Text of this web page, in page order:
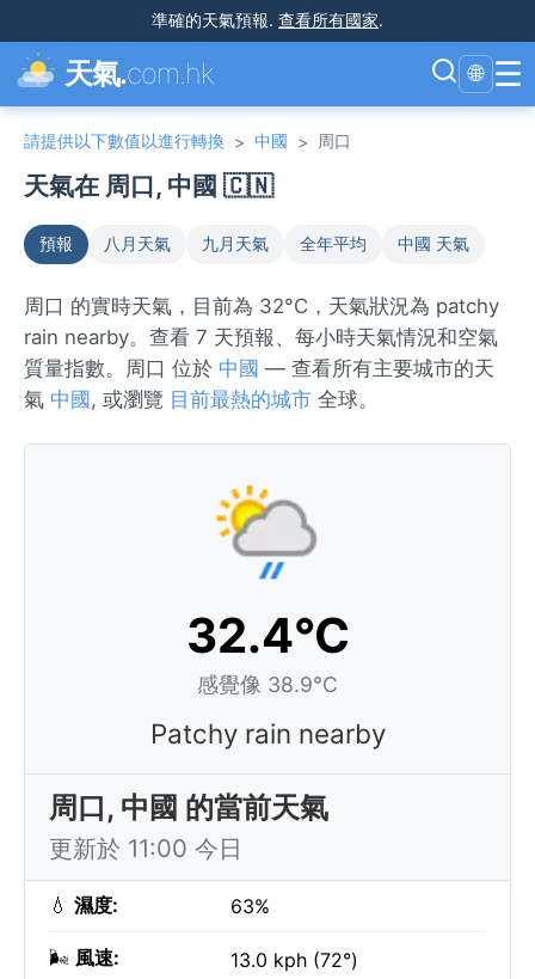
準確的天氣預報. 查看所有國家.
天氣.com.hk 🌐 ☰
請提供以下數值以進行轉換 > 中國 > 周口
天氣在 周口, 中國 🇨🇳
預報 八月天氣 九月天氣 全年平均 中國 天氣
周口 的實時天氣，目前為 32°C，天氣狀況為 patchy
rain nearby。查看 7 天預報、每小時天氣情況和空氣
質量指數。周口 位於 中國 — 查看所有主要城市的天
氣 中國 , 或瀏覽 目前最熱的城市 全球。
32.4°C
感覺像 38.9°C
Patchy rain nearby
周口, 中國 的當前天氣
更新於 11:00 今日
💧 濕度: 63%
🌬️ 風速: 13.0 kph (72°)